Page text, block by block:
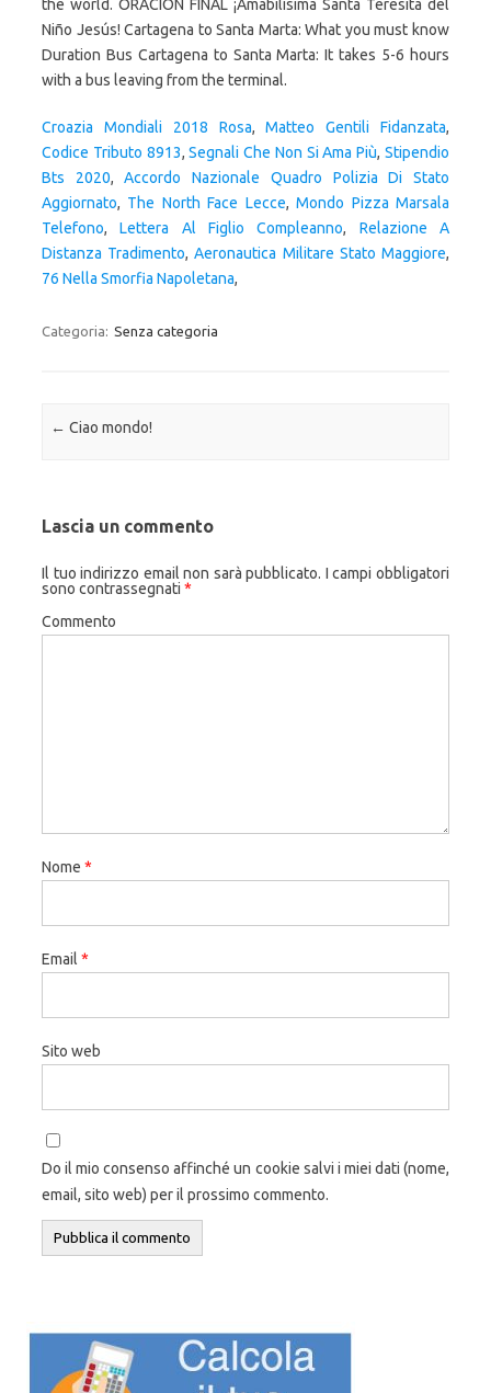
Croazia Mondiali 2018 Rosa,Matteo Gentili Fidanzata,
Codice Tributo 8913,Segnali Che Non Si Ama Più,Stipendio
Bts 2020,Accordo Nazionale Quadro Polizia Di Stato
Aggiornato, The North Face Lecce,Mondo Pizza Marsala
Telefono,Lettera Al Figlio Compleanno, Relazione A
Distanza Tradimento,Aeronautica Militare Stato Maggiore,
76 Nella Smorfia Napoletana,
Categoria: Senza categoria
Navigazione articolo
← Ciao mondo!
Lascia un commento
Il tuo indirizzo email non sarà pubblicato. I campi obbligatori
sono contrassegnati *
Commento
Nome *
Email *
Sito web
Do il mio consenso affinché un cookie salvi i miei dati (nome,
email, sito web) per il prossimo commento.